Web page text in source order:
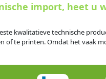
import, heet u
kwalitatieve technische
of te printen. Omdat het vaak